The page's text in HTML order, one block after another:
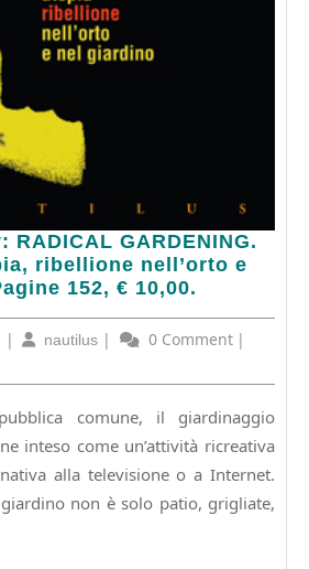
RADICAL GARDENING.
ribellione nell’orto e
152, € 10,00.
2017
| nautilus nautilus
| 0 Comment |
comune, il giardinaggio
inteso come un’attività ricreativa
alla televisione o a Internet.
non è solo patio, grigliate,